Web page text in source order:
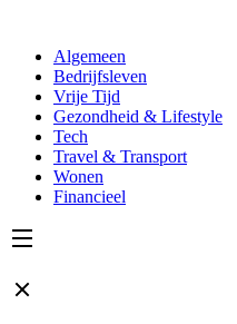
Algemeen
Bedrijfsleven
Vrije Tijd
Gezondheid & Lifestyle
Tech
Travel & Transport
Wonen
Financieel